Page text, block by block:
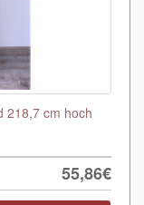
218,7 cm hoch
55,86€